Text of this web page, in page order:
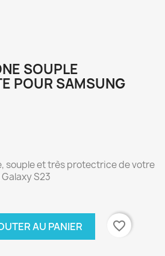
SOUPLE
POUR SAMSUNG
souple et très protectrice de votre
S23
AU PANIER favorite_border